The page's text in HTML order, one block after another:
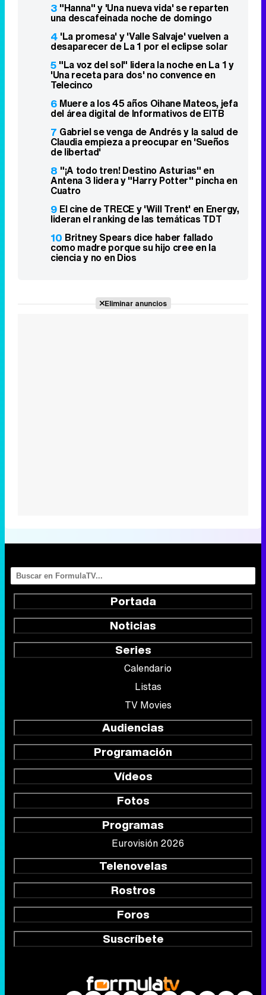
3 "Hanna" y 'Una nueva vida' se reparten
una descafeinada noche de domingo
4 'La promesa' y 'Valle Salvaje' vuelven a
desaparecer de La 1 por el eclipse solar
5 "La voz del sol" lidera la noche en La 1 y
'Una receta para dos' no convence en
Telecinco
6 Muere a los 45 años Oihane Mateos, jefa
del área digital de Informativos de EITB
7 Gabriel se venga de Andrés y la salud de
Claudia empieza a preocupar en 'Sueños
de libertad'
8 "¡A todo tren! Destino Asturias" en
Antena 3 lidera y "Harry Potter" pincha en
Cuatro
9 El cine de TRECE y 'Will Trent' en Energy,
lideran el ranking de las temáticas TDT
10 Britney Spears dice haber fallado
como madre porque su hijo cree en la
ciencia y no en Dios
Eliminar anuncios
Portada
Noticias
Series
Calendario
Listas
TV Movies
Audiencias
Programación
Vídeos
Fotos
Programas
Eurovisión 2026
Telenovelas
Rostros
Foros
Suscríbete